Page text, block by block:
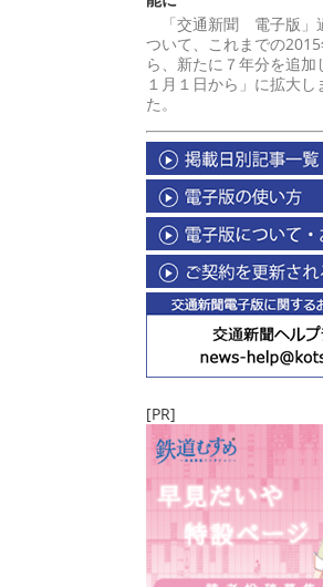
「交通新聞 電子版」
ついて、これまでの
ら、新たに７年分を追
１月１日から」に拡大し
た。 交通
[PR]